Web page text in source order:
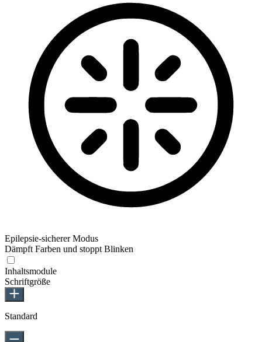
Epilepsie-sicherer Modus
Dämpft Farben und stoppt Blinken
Inhaltsmodule
Schriftgröße
Standard